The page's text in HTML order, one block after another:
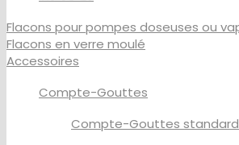
Flacons pour pompes doseuses ou
Flacons en verre moulé
Accessoires
Compte-Gouttes
Compte-Gouttes standard